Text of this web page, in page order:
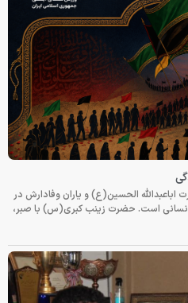
الحسین(ع) و یاران وفادارش در
است. حضرت زینب کبری(س) با صبر،